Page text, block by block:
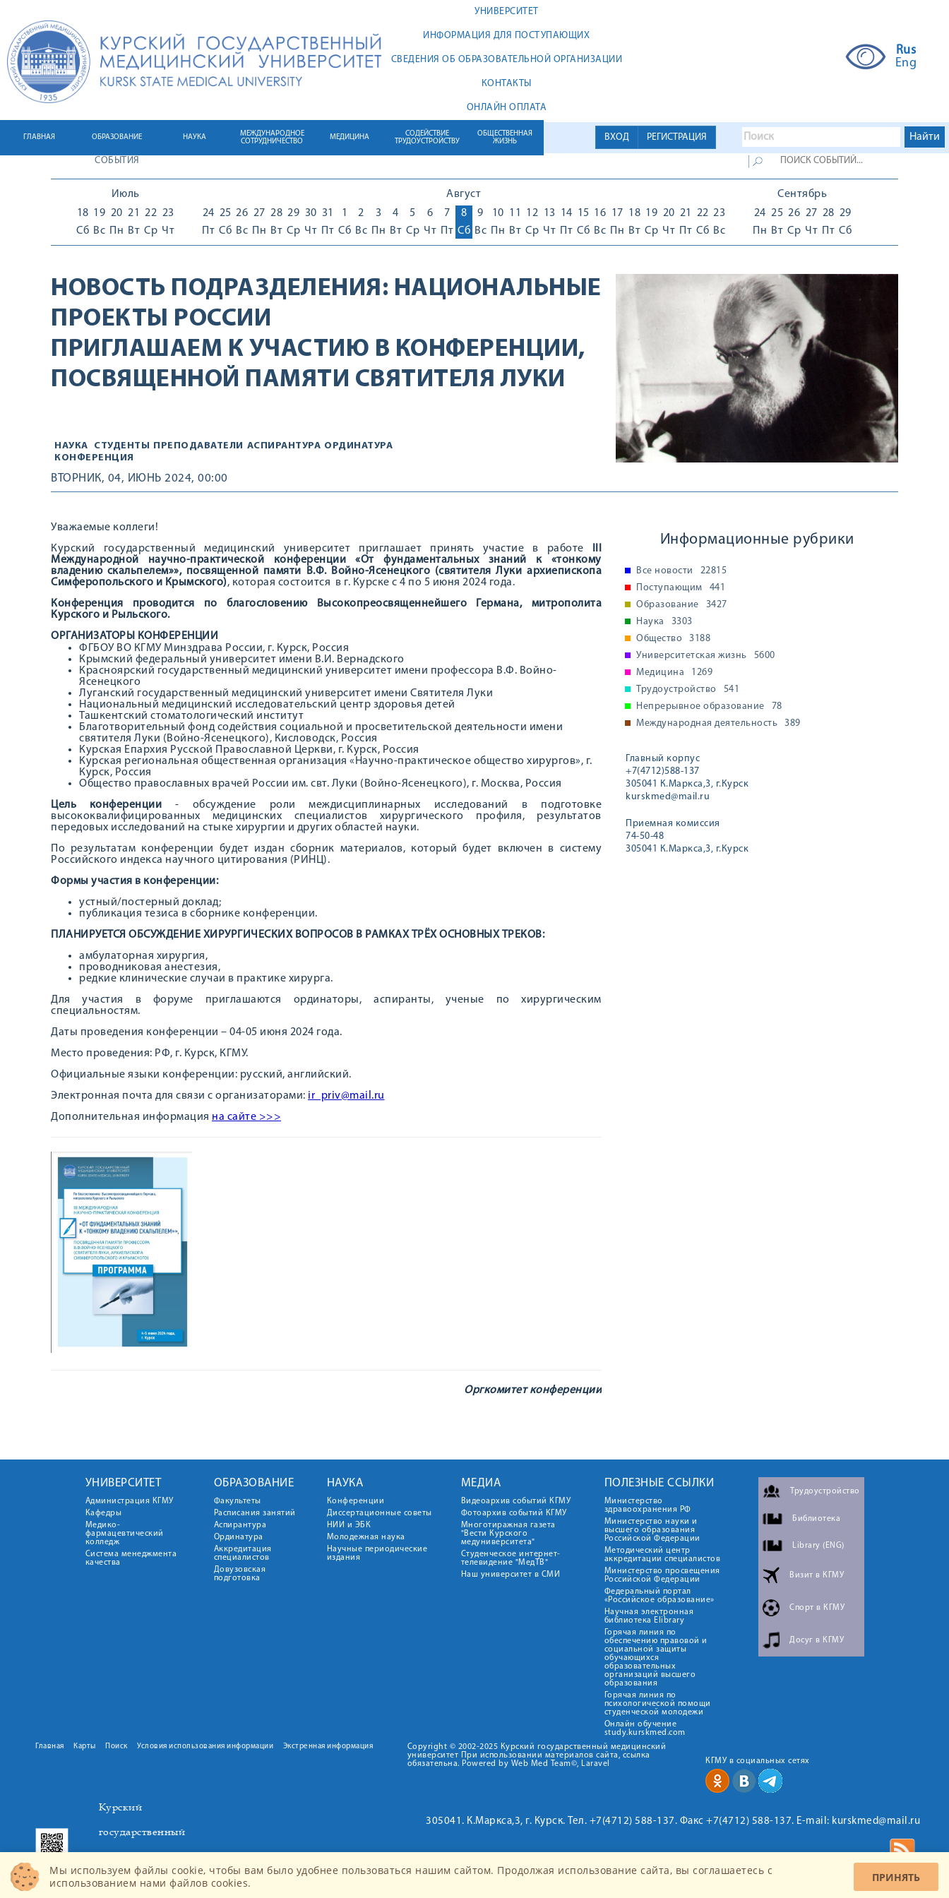
УНИВЕРСИТЕТ
ИНФОРМАЦИЯ ДЛЯ ПОСТУПАЮЩИХ
СВЕДЕНИЯ ОБ ОБРАЗОВАТЕЛЬНОЙ ОРГАНИЗАЦИИ
КОНТАКТЫ
ОНЛАЙН ОПЛАТА
Rus
Eng
ВХОД РЕГИСТРАЦИЯ
ГЛАВНАЯ ОБРАЗОВАНИЕ НАУКА
МЕЖДУНАРОДНОЕ
СОТРУДНИЧЕСТВО
МЕДИЦИНА
СОДЕЙСТВИЕ
ТРУДОУСТРОЙСТВУ
ОБЩЕСТВЕННАЯ
ЖИЗНЬ
СОБЫТИЯ
Июль
18
Сб
19
Вс
20
Пн
21
Вт
22
Ср
23
Чт
Август
24
Пт
25
Сб
26
Вс
27
Пн
28
Вт
29
Ср
30
Чт
31
Пт
1
Сб
2
Вс
3
Пн
4
Вт
5
Ср
6
Чт
7
Пт
8
Сб
9
Вс
10
Пн
11
Вт
12
Ср
13
Чт
14
Пт
15
Сб
16
Вс
17
Пн
18
Вт
19
Ср
20
Чт
21
Пт
22
Сб
23
Вс
Сентябрь
24
Пн
25
Вт
26
Ср
27
Чт
28
Пт
29
Сб
НОВОСТЬ ПОДРАЗДЕЛЕНИЯ: НАЦИОНАЛЬНЫЕ
ПРОЕКТЫ РОССИИ
ПРИГЛАШАЕМ К УЧАСТИЮ В КОНФЕРЕНЦИИ,
ПОСВЯЩЕННОЙ ПАМЯТИ СВЯТИТЕЛЯ ЛУКИ
НАУКА СТУДЕНТЫ ПРЕПОДАВАТЕЛИ АСПИРАНТУРА ОРДИНАТУРА
КОНФЕРЕНЦИЯ
ВТОРНИК, 04, ИЮНЬ 2024, 00:00
Уважаемые коллеги!
Курский государственный медицинский университет приглашает принять участие в работе
Международной научно-практической конференции «От фундаментальных знаний к «тонкому
владению скальпелем»», посвященной памяти В.Ф. Войно-Ясенецкого (святителя Луки архиепископа
Симферопольского и Крымского), которая состоится в г. Курске с 4 по 5 июня 2024 года.
Конференция проводится по благословению Высокопреосвященнейшего Германа, митрополита
Курского и Рыльского.
ОРГАНИЗАТОРЫ КОНФЕРЕНЦИИ
ФГБОУ ВО КГМУ Минздрава России, г. Курск, Россия
Крымский федеральный университет имени В.И. Вернадского
Красноярский государственный медицинский университет имени профессора В.Ф. Войно-
Ясенецкого
Луганский государственный медицинский университет имени Святителя Луки
Национальный медицинский исследовательский центр здоровья детей
Ташкентский стоматологический институт
Благотворительный фонд содействия социальной и просветительской деятельности имени
святителя Луки (Войно-Ясенецкого), Кисловодск, Россия
Курская Епархия Русской Православной Церкви, г. Курск, Россия
Курская региональная общественная организация «Научно-практическое общество хирургов», г.
Курск, Россия
Общество православных врачей России им. свт. Луки (Войно-Ясенецкого), г. Москва, Россия
Цель конференции - обсуждение роли междисциплинарных исследований в подготовке
высококвалифицированных медицинских специалистов хирургического профиля, результатов
передовых исследований на стыке хирургии и других областей науки.
По результатам конференции будет издан сборник материалов, который будет включен в систему
Российского индекса научного цитирования (РИНЦ).
Формы участия в конференции:
устный/постерный доклад;
публикация тезиса в сборнике конференции.
ПЛАНИРУЕТСЯ ОБСУЖДЕНИЕ ХИРУРГИЧЕСКИХ ВОПРОСОВ В РАМКАХ ТРЁХ ОСНОВНЫХ ТРЕКОВ:
амбулаторная хирургия,
проводниковая анестезия,
редкие клинические случаи в практике хирурга.
Для участия в форуме приглашаются ординаторы, аспиранты, ученые по хирургическим
специальностям.
Даты проведения конференции – 04-05 июня 2024 года.
Место проведения: РФ, г. Курск, КГМУ.
Официальные языки конференции: русский, английский.
Электронная почта для связи с организаторами: ir_priv@mail.ru
Дополнительная информация на сайте >>>
Оргкомитет конференции
Информационные рубрики
Все новости
22815
Поступающим
441
Образование
3427
Наука
3303
Общество
3188
Университетская жизнь
5600
Медицина
1269
Трудоустройство
541
Непрерывное образование
78
Международная деятельность
389
Главный корпус
+7(4712)588-137
305041 К.Маркса,3, г.Курск
kurskmed@mail.ru
Приемная комиссия
74-50-48
305041 К.Маркса,3, г.Курск
УНИВЕРСИТЕТ
Администрация КГМУ
Кафедры
Медико-
фармацевтический
колледж
Система менеджмента
качества
ОБРАЗОВАНИЕ
Факультеты
Расписания занятий
Аспирантура
Ординатура
Аккредитация
специалистов
Довузовская
подготовка
НАУКА
Конференции
Диссертационные советы
НИИ и ЭБК
Молодежная наука
Научные периодические
издания
МЕДИА
Видеоархив событий КГМУ
Фотоархив событий КГМУ
Многотиражная газета
"Вести Курского
медуниверситета"
Студенческое интернет-
телевидение "МедТВ"
Наш университет в СМИ
ПОЛЕЗНЫЕ ССЫЛКИ
Министерство
здравоохранения РФ
Министерство науки и
высшего образования
Российской Федерации
Методический центр
аккредитации специалистов
Министерство просвещения
Российской Федерации
Федеральный портал
«Российское образование»
Научная электронная
библиотека Elibrary
Горячая линия по
обеспечению правовой и
социальной защиты
обучающихся
образовательных
организаций высшего
образования
Горячая линия по
психологической помощи
студенческой молодежи
Онлайн обучение
study.kurskmed.com
Трудоустройство
Библиотека
Library (ENG)
Визит в КГМУ
Спорт в КГМУ
Досуг в КГМУ
Главная Карты Поиск Условия использования информации Экстренная информация
Copyright © 2002-2025 Курский государственный медицинский
университет При использовании материалов сайта, ссылка
обязательна. Powered by Web Med Team©, Laravel
КГМУ в социальных сетях
Курский
государственный
медицинский
университет
305041. К.Маркса,3, г. Курск. Тел. +7(4712) 588-137. Факс +7(4712) 588-137. E-mail: kurskmed@mail.ru
Мы используем файлы cookie, чтобы вам было удобнее пользоваться нашим сайтом. Продолжая использование сайта, вы соглашаетесь c
использованием нами файлов cookies.
ПРИНЯТЬ